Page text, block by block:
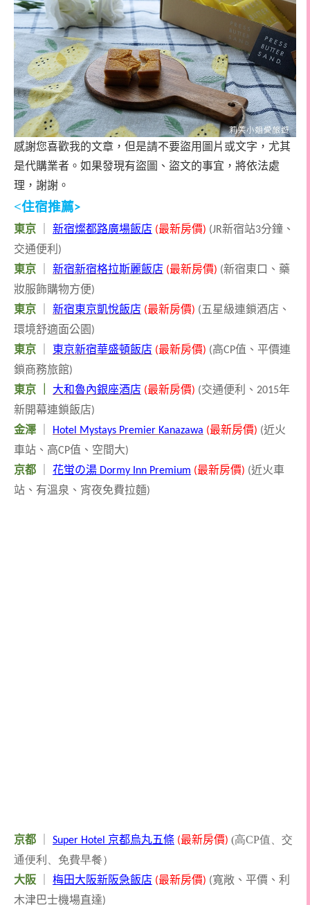
感謝您喜歡我的文章，但是請不要盜用圖片或文字，尤其
是代購業者。如果發現有盜圖、盜文的事宜，將依法處
理，謝謝。
<住宿推薦>
東京 新宿燦都路廣場飯店 (最新房價) (JR新宿站3分鐘、
交通便利 )
東京 新宿新宿格拉斯麗飯店 (最新房價) (新宿東口、藥
妝服飾購物方便)
東京 新宿東京凱悅飯店 (最新房價) (五星級連鎖酒店、
環境舒適面公園 )
東京 東京新宿華盛頓飯店 (最新房價) (高CP值、平價連
鎖商務旅館)
東京 ｜ 大和魯內銀座酒店 (最新房價) (交通便利、 2015年
新開幕連鎖飯店)
金澤 Hotel Mystays Premier Kanazawa (最新房價) (近火
車站、高CP值、空間大)
京都 花蛍の湯 Dormy Inn Premium (最新房價) (近火車
站、有溫泉、宵夜免費拉麵)
京都 Super Hotel 京都烏丸五條 (最新房價) (高CP值、交
通便利、免費早餐）
大阪
梅田大阪新阪急飯店 (最新房價) (寬敞、平價、利
木津巴士機場直達)